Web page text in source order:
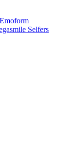
Emoform
Selfers